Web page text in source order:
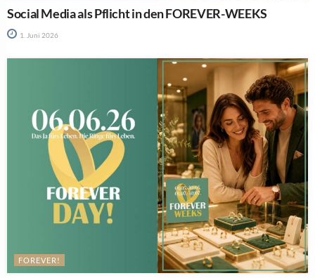
Social Media als Pflicht in den FOREVER-WEEKS
1. Juni 2026
FOREVER!